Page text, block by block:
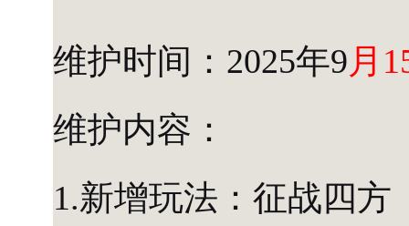
维护时间：2025年9月
维护内容：
1.新增玩法：征战四方